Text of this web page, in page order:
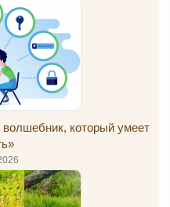
который умеет